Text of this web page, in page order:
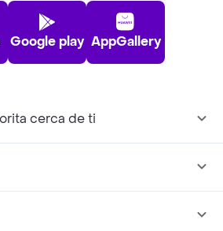
Google play AppGallery
cerca de ti